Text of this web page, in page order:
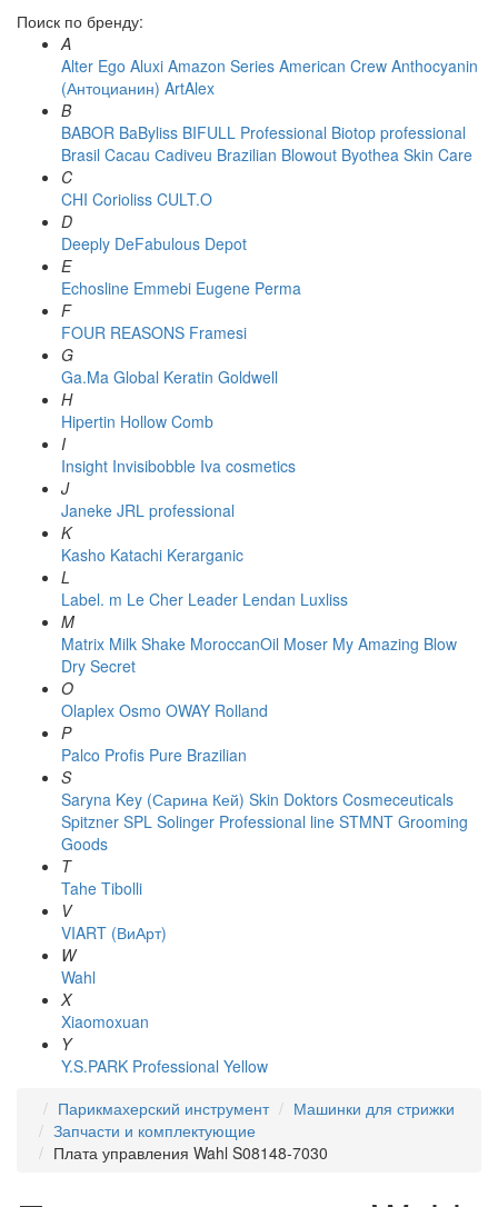
Поиск по бренду:
A
Alter Ego Aluxi Amazon Series American Crew Anthocyanin
(Антоцианин) ArtAlex
B
BABOR BaByliss BIFULL Professional Biotop professional
Brasil Cacau Сadiveu Brazilian Blowout Byothea Skin Care
C
CHI Corioliss CULT.O
D
Deeply DeFabulous Depot
E
Echosline Emmebi Eugene Perma
F
FOUR REASONS Framesi
G
Ga.Ma Global Keratin Goldwell
H
Hipertin Hollow Comb
I
Insight Invisibobble Iva cosmetics
J
Janeke JRL professional
K
Kasho Katachi Kerarganic
L
Label. m Le Cher Leader Lendan Luxliss
M
Matrix Milk Shake MoroccanOil Moser My Amazing Blow
Dry Secret
O
Olaplex Osmo OWAY Rolland
P
Palco Profis Pure Brazilian
S
Saryna Key (Сарина Кей) Skin Doktors Cosmeceuticals
Spitzner SPL Solinger Professional line STMNT Grooming
Goods
T
Tahe Tibolli
V
VIART (ВиАрт)
W
Wahl
X
Xiaomoxuan
Y
Y.S.PARK Professional Yellow
Парикмахерский инструмент
Машинки для стрижки
Запчасти и комплектующие
Плата управления Wahl S08148-7030